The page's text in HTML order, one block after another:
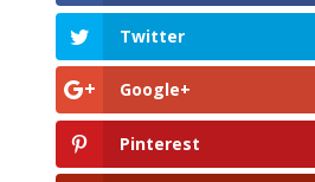
Twitter
Google+
Pinterest